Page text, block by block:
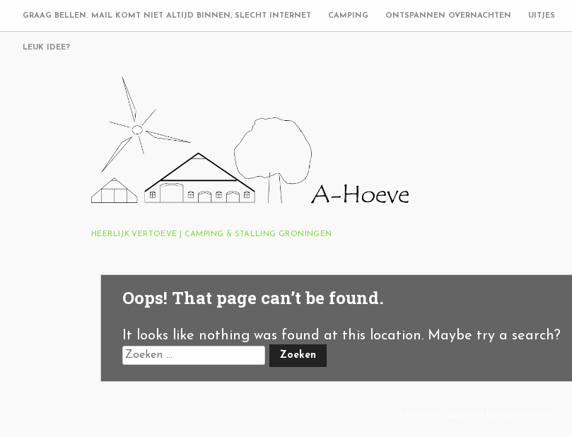
GRAAG BELLEN. MAIL KOMT NIET ALTIJD BINNEN, SLECHT INTERNET CAMPING ONTSPANNEN OVERNACHTEN UITJES
LEUK IDEE?
HEERLIJK VERTOEVE | CAMPING & STALLING GRONINGEN
Oops! That page can’t be found.
It looks like nothing was found at this location. Maybe try a search?